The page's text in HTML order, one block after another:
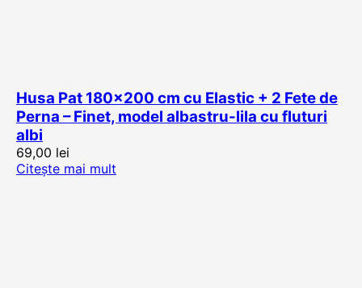
Husa Pat 180×200 cm cu Elastic + 2 Fete de
Perna – Finet, model albastru-lila cu fluturi
albi
69,00 lei
Citește mai mult